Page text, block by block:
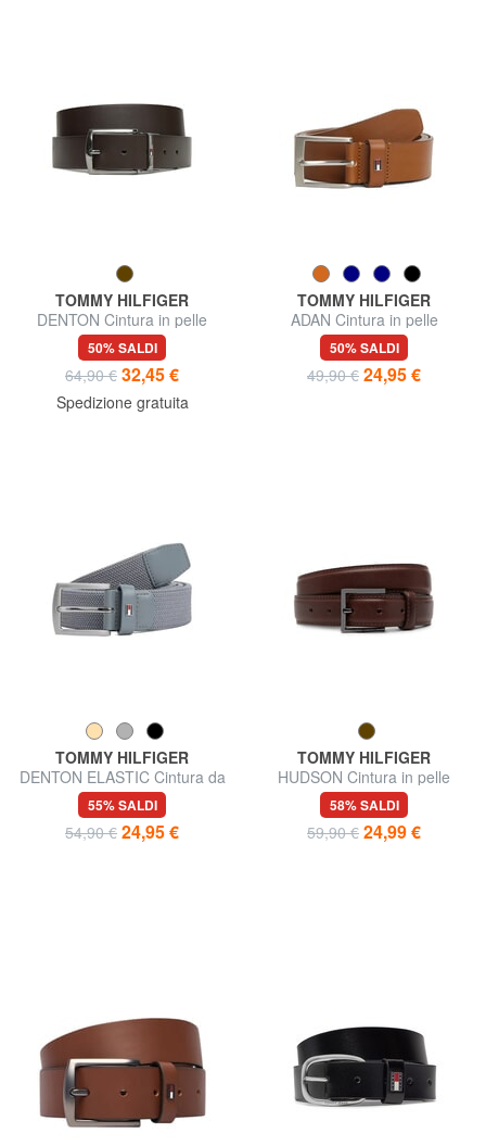
TOMMY HILFIGER
DENTON Cintura in pelle
reversibile
50% SALDI
64,90 € 32,45 €
Spedizione gratuita
TOMMY HILFIGER
ADAN Cintura in pelle
50% SALDI
49,90 € 24,95 €
TOMMY HILFIGER
DENTON ELASTIC Cintura da
uomo in tessuto intrecciato
55% SALDI
54,90 € 24,95 €
TOMMY HILFIGER
HUDSON Cintura in pelle
58% SALDI
59,90 € 24,99 €